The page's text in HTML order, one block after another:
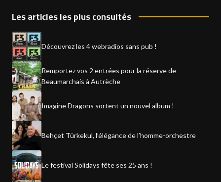
Les articles les plus consultés
Découvrez les 4 webradios sans pub !
Remportez vos 2 entrées pour la réserve de
Beaumarchais à Autrèche
Imagine Dragons sortent un nouvel album !
Behçet Türkekul, l’élégance de l’homme-orchestre
Le festival Solidays fête ses 25 ans !